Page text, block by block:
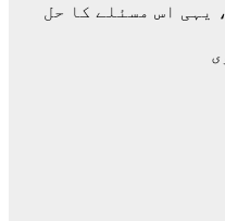
یہی اس مسئلے کا حل